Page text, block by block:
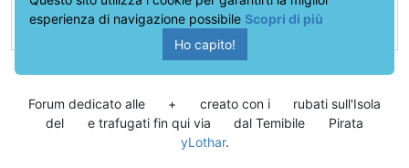
0 2
Forum dedicato alle + creato con i
rubati sull'Isola
del
e trafugati fin qui via dal Temibile
Pirata
yLothar.
esperienza di navigazione possibile Scopri di più
Ho capito!